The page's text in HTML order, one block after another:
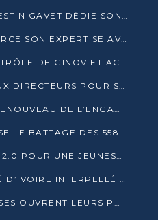
LUMIÈRES DU CONGO : DESTIN GAVET DÉDIE SON PRIX À L’UNITÉ NATIONALE ET À LA JEUNESSE
CONGO TERMINAL RENFORCE SON EXPERTISE AVEC NEUF NOUVEAUX FORMATEURS EN ENGINS PORTUAIRES
L’ARCHER PREND LE CONTRÔLE DE GINOV ET ACCÉLÈRE SON VIRAGE NUMÉRIQUE
LA BEAC ABAISSE SES TAUX DIRECTEURS POUR SOUTENIR LA CROISSANCE EN ZONE CEMAC
LE RUNR APPELLE À UN RENOUVEAU DE L’ENGAGEMENT MILITANT
CONGO TERMINAL FINALISE LE BATTAGE DES 558 PIEUX DU FUTUR QUAI DU MÔLE EST
MBOKA PROPRE ET PADJ 2.0 POUR UNE JEUNESSE PLUS AUTONOME
UN TRAFIQUANT PRÉSUMÉ D’IVOIRE INTERPELLÉ À DOLISIE
LES ENTREPRISES CHINOISES OUVRENT LEURS PORTES AUX JEUNES DIPLÔMÉS